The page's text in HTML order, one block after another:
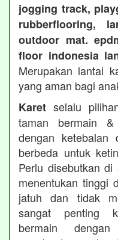
jogging track,
rubberflooring,
outdoor mat.
floor indonesia
Merupakan lantai
yang aman bagi
Karet selalu
taman bermain
dengan ketebalan
berbeda untuk
Perlu disebutkan
menentukan tinggi
jatuh dan tidak
sangat penting
bermain